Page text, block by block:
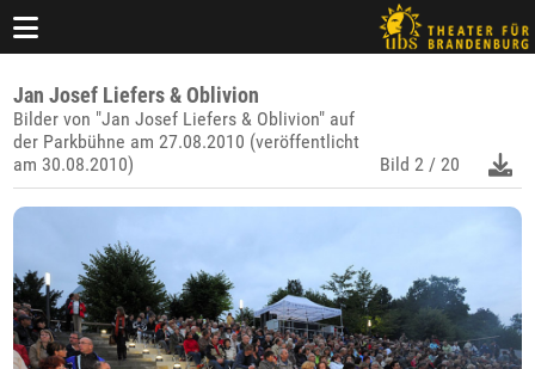
Jan Josef Liefers & Oblivion
Bilder von "Jan Josef Liefers & Oblivion" auf
der Parkbühne am 27.08.2010 (veröffentlicht
am 30.08.2010)
Bild 2 / 20